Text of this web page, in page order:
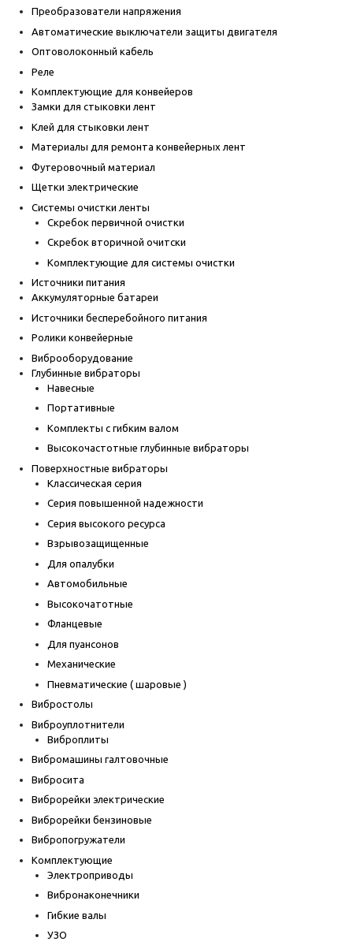
Преобразователи напряжения
Автоматические выключатели защиты двигателя
Оптоволоконный кабель
Реле
Комплектующие для конвейеров
Замки для стыковки лент
Клей для стыковки лент
Материалы для ремонта конвейерных лент
Футеровочный материал
Щетки электрические
Системы очистки ленты
Скребок первичной очистки
Скребок вторичной очитски
Комплектующие для системы очистки
Источники питания
Аккумуляторные батареи
Источники бесперебойного питания
Ролики конвейерные
Виброоборудование
Глубинные вибраторы
Навесные
Портативные
Комплекты с гибким валом
Высокочастотные глубинные вибраторы
Поверхностные вибраторы
Классическая серия
Серия повышенной надежности
Серия высокого ресурса
Взрывозащищенные
Для опалубки
Автомобильные
Высокочатотные
Фланцевые
Для пуансонов
Механические
Пневматические ( шаровые )
Вибростолы
Виброуплотнители
Виброплиты
Вибромашины галтовочные
Вибросита
Виброрейки электрические
Виброрейки бензиновые
Вибропогружатели
Комплектующие
Электроприводы
Вибронаконечники
Гибкие валы
УЗО